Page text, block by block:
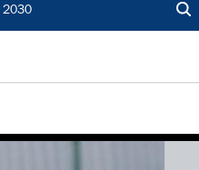
2030